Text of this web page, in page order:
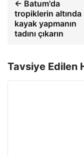
← Batum'da
tropiklerin altında
kayak yapmanın
tadını çıkarın
Tavsiye Edilen